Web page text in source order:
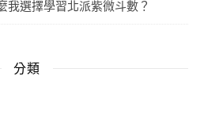
我選擇學習北派紫微斗數？
分類